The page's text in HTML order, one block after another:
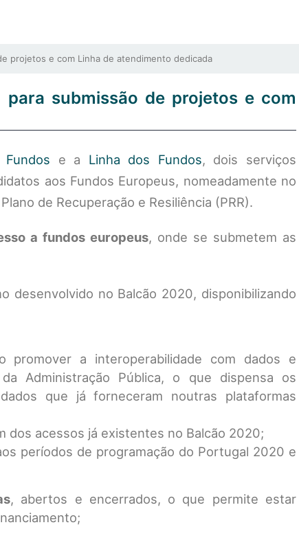
projetos e com Linha de atendimento dedicada
submissão de projetos e com
e a Linha dos Fundos, dois serviços
aos Fundos Europeus, nomeadamente no
de Recuperação e Resiliência (PRR).
a fundos europeus, onde se submetem as
desenvolvido no Balcão 2020, disponibilizando
promover a interoperabilidade com dados e
Administração Pública, o que dispensa os
que já forneceram noutras plataformas
dos acessos já existentes no Balcão 2020;
períodos de programação do Portugal 2020 e
, abertos e encerrados, o que permite estar